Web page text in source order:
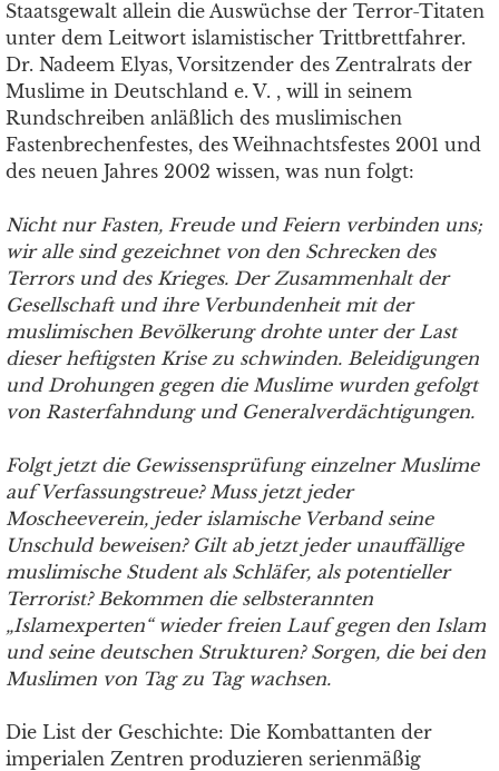
Staatsgewalt allein die Auswüchse der Terror-Titaten
unter dem Leitwort islamistischer Trittbrettfahrer.
Dr. Nadeem Elyas, Vorsitzender des Zentralrats der
Muslime in Deutschland e. V. , will in seinem
Rundschreiben anläßlich des muslimischen
Fastenbrechenfestes, des Weihnachtsfestes 2001 und
des neuen Jahres 2002 wissen, was nun folgt:
Nicht nur Fasten, Freude und Feiern verbinden uns;
wir alle sind gezeichnet von den Schrecken des
Terrors und des Krieges. Der Zusammenhalt der
Gesellschaft und ihre Verbundenheit mit der
muslimischen Bevölkerung drohte unter der Last
dieser heftigsten Krise zu schwinden. Beleidigungen
und Drohungen gegen die Muslime wurden gefolgt
von Rasterfahndung und Generalverdächtigungen.
Folgt jetzt die Gewissensprüfung einzelner Muslime
auf Verfassungstreue? Muss jetzt jeder
Moscheeverein, jeder islamische Verband seine
Unschuld beweisen? Gilt ab jetzt jeder unauffällige
muslimische Student als Schläfer, als potentieller
Terrorist? Bekommen die selbsterannten
„Islamexperten“ wieder freien Lauf gegen den Islam
und seine deutschen Strukturen? Sorgen, die bei den
Muslimen von Tag zu Tag wachsen.
Die List der Geschichte: Die Kombattanten der
imperialen Zentren produzieren serienmäßig